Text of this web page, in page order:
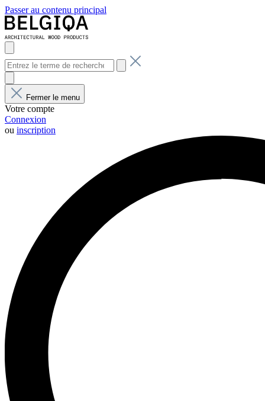
Passer au contenu principal
Fermer le menu
Votre compte
Connexion
ou inscription